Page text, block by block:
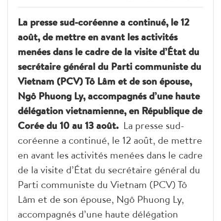
La presse sud-coréenne a continué, le 12
août, de mettre en avant les activités
menées dans le cadre de la visite d’État du
secrétaire général du Parti communiste du
Vietnam (PCV) Tô Lâm et de son épouse,
Ngô Phuong Ly, accompagnés d’une haute
délégation vietnamienne, en République de
Corée du 10 au 13 août. La presse sud-
coréenne a continué, le 12 août, de mettre
en avant les activités menées dans le cadre
de la visite d’État du secrétaire général du
Parti communiste du Vietnam (PCV) Tô
Lâm et de son épouse, Ngô Phuong Ly,
accompagnés d’une haute délégation